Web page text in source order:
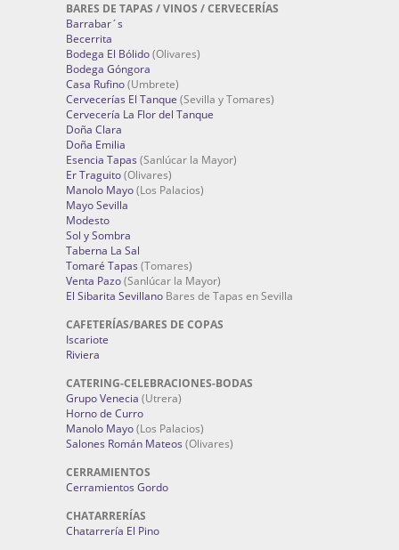
BARES DE TAPAS / VINOS / CERVECERÍAS
Barrabar´s
Becerrita
Bodega El Bólido(Olivares)
Bodega Góngora
Casa Rufino(Umbrete)
Cervecerías El Tanque (Sevilla y Tomares)
Cervecería La Flor del Tanque
Doña Clara
Doña Emilia
Esencia Tapas (Sanlúcar la Mayor)
Er Traguito(Olivares)
Manolo Mayo(Los Palacios)
Mayo Sevilla
Modesto
Sol y Sombra
Taberna La Sal
Tomaré Tapas (Tomares)
Venta Pazo(Sanlúcar la Mayor)
El Sibarita Sevillano Bares de Tapas en Sevilla
CAFETERÍAS/BARES DE COPAS
Iscariote
Riviera
CATERING-CELEBRACIONES-BODAS
Grupo Venecia (Utrera)
Horno de Curro
Manolo Mayo(Los Palacios)
Salones Román Mateos (Olivares)
CERRAMIENTOS
Cerramientos Gordo
CHATARRERÍAS
Chatarrería El Pino